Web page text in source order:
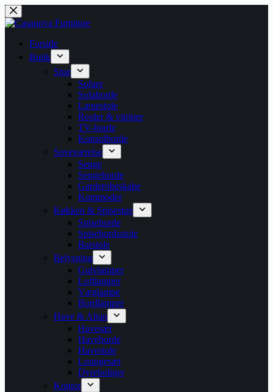
Fortsæt
til
Forside
Butik
Stue
Sofaer
Sofaborde
Lænestole
Reoler & vitriner
TV-borde
Konsolborde
Soveværelse
Senge
Sengeborde
Garderobeskabe
Kommoder
Køkken & Spisestue
Spiseborde
Spisebordsstole
Barstole
Belysning
Gulvlamper
Loftlamper
Væglampe
Bordlamper
Have & Altan
Havesæt
Haveborde
Havestole
Loungesæt
Dyreboliger
Kontor